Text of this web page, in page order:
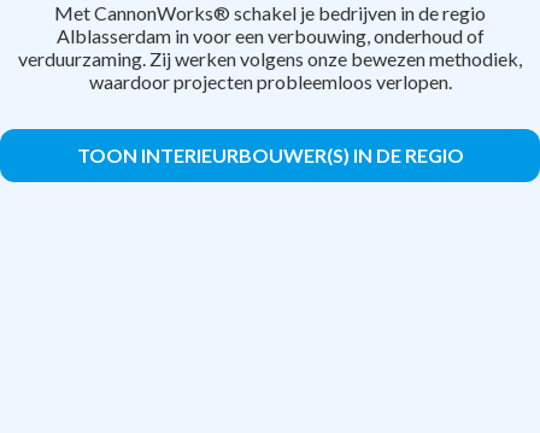
Met CannonWorks® schakel je bedrijven in de regio
Alblasserdam in voor een verbouwing, onderhoud of
verduurzaming. Zij werken volgens onze bewezen methodiek,
waardoor projecten probleemloos verlopen.
TOON INTERIEURBOUWER(S) IN DE REGIO